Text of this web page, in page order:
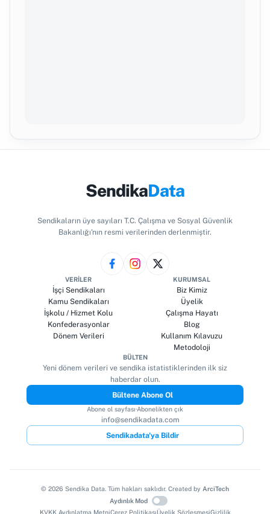
SendikaData
Sendikaların üye sayıları T.C. Çalışma ve Sosyal Güvenlik
Bakanlığı'nın resmi verilerinden derlenmiştir.
VERILER
İşçi Sendikaları
Kamu Sendikaları
İşkolu / Hizmet Kolu
Konfederasyonlar
Dönem Verileri
KURUMSAL
Biz Kimiz
Üyelik
Çalışma Hayatı
Blog
Kullanım Kılavuzu
Metodoloji
BÜLTEN
Yeni dönem verileri ve sendika istatistiklerinden ilk siz
haberdar olun.
Bültene Abone Ol
Abone ol sayfası·Abonelikten çık
info@sendikadata.com
Sendikadata'ya Bildir
© 2026 Sendika Data. Tüm hakları saklıdır. Created by ArciTech
Aydınlık Mod
KVKK Aydınlatma MetniÇerez PolitikasıÜyelik SözleşmesiGizlilik